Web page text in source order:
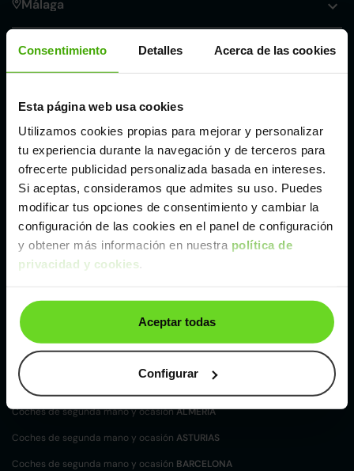
Consentimiento Detalles Acerca de las cookies
Esta página web usa cookies
Utilizamos cookies propias para mejorar y personalizar
tu experiencia durante la navegación y de terceros para
ofrecerte publicidad personalizada basada en intereses.
Si aceptas, consideramos que admites su uso. Puedes
modificar tus opciones de consentimiento y cambiar la
configuración de las cookies en el panel de configuración
y obtener más información en nuestra política de
privacidad y cookies.
Aceptar todas
Configurar
Málaga
Valencia
Zaragoza
Otros coches Furgoneta de Opel de segunda
mano y ocasión
Opel Combo N1
Tipos de carrocerías Opel
Compacto Opel Furgoneta Opel
Coches de segunda mano y ocasión por
localización
Coches de segunda mano y ocasión
Coches de segunda mano y ocasión
Coches de segunda mano y ocasiónALMERÍA
Coches de segunda mano y ocasión ASTURIAS
Coches de segunda mano y ocasión BARCELONA